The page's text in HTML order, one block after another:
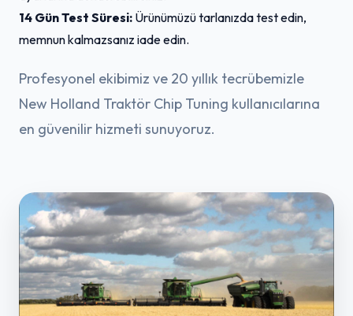
14 Gün Test Süresi: Ürünümüzü tarlanızda test edin,
memnun kalmazsanız iade edin.
Profesyonel ekibimiz ve 20 yıllık tecrübemizle
New Holland Traktör Chip Tuning kullanıcılarına
en güvenilir hizmeti sunuyoruz.